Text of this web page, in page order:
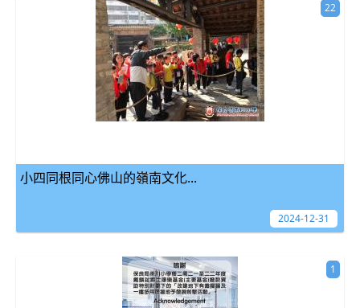
小四同根同心佛山的嶺南文化...
22
2024-12-31
1